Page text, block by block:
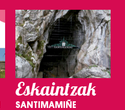
Eskaintzak
SANTIMAMIÑE